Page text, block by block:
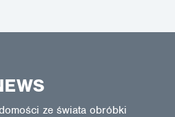
ze świata obróbki